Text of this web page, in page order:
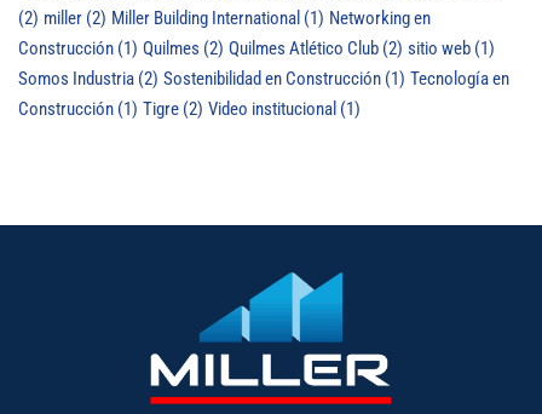
(2) miller (2) Miller Building International (1) Networking en
Construcción (1) Quilmes (2) Quilmes Atlético Club (2) sitio web (1)
Somos Industria (2) Sostenibilidad en Construcción (1) Tecnología en
Construcción (1) Tigre (2) Video institucional (1)